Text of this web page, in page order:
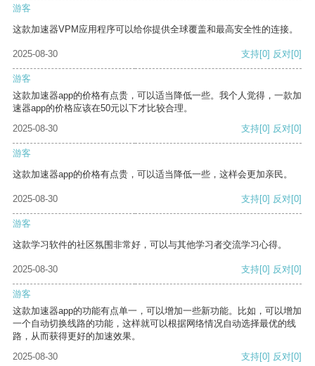
游客
这款加速器VPM应用程序可以给你提供全球覆盖和最高安全性的连接。
2025-08-30 支持[0] 反对[0]
游客
这款加速器app的价格有点贵，可以适当降低一些。我个人觉得，一款加
速器app的价格应该在50元以下才比较合理。
2025-08-30
支持[0] 反对[0]
游客
这款加速器app的价格有点贵，可以适当降低一些，这样会更加亲民。
2025-08-30 支持[0] 反对[0]
游客
这款学习软件的社区氛围非常好，可以与其他学习者交流学习心得。
2025-08-30 支持[0] 反对[0]
游客
这款加速器app的功能有点单一，可以增加一些新功能。比如，可以增加
一个自动切换线路的功能，这样就可以根据网络情况自动选择最优的线
路，从而获得更好的加速效果。
2025-08-30
支持[0] 反对[0]